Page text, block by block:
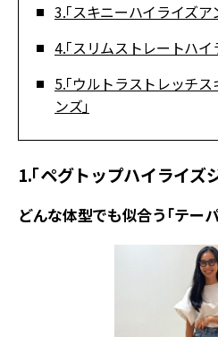
3.「スキニーハイライズア
4.「スリムストレートハイ
5.「ウルトラストレッチ
ンズ」
1.「ペグトップハイライズ
どんな体型でも似合う「テー